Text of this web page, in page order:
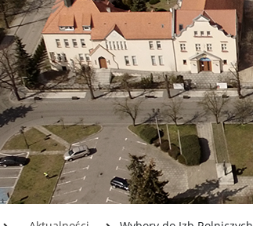
Władze Miasta
O mieście
Luboński Szlak Architektury
Przemysłowej
Śladami historii Lubonia
Gry miejskie
Kultura
Komenda Straży Miejskiej
Miasta Luboń
Komisariat Policji w Luboniu